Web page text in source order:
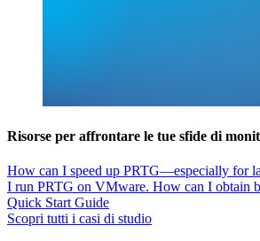
Risorse per affrontare le tue sfide di
How can I speed up PRTG—especially for
I run PRTG on VMware. How can I obtain
Quick Start Guide
Scopri tutti i casi di studio